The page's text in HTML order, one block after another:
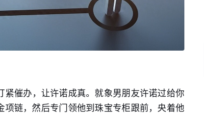
催办，让许诺成真。就象男朋友许诺过给你
链，然后专门领他到珠宝专柜跟前，央着他